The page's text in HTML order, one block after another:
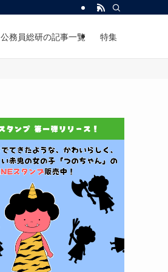
公務員総研の記事一覧 特集